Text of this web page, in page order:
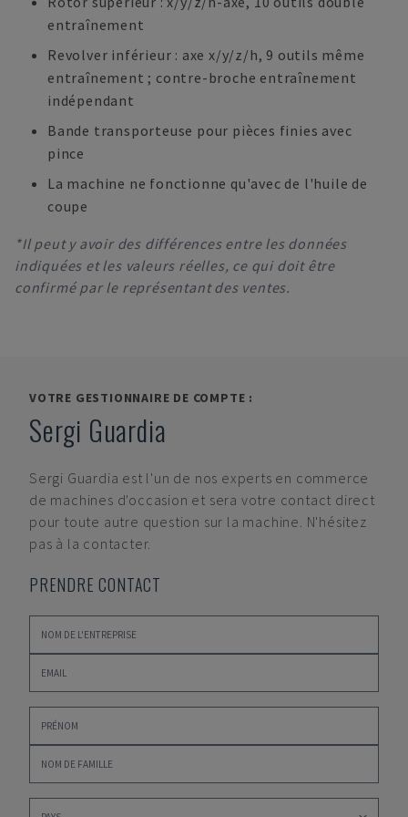
entraînement
Revolver inférieur : axe x/y/z/h, 9 outils même
entraînement ; contre-broche entraînement
indépendant
Bande transporteuse pour pièces finies avec
pince
La machine ne fonctionne qu'avec de l'huile de
coupe
*Il peut y avoir des différences entre les données
indiquées et les valeurs réelles, ce qui doit être
confirmé par le représentant des ventes.
VOTRE GESTIONNAIRE DE COMPTE :
Sergi Guardia
Sergi Guardia est l'un de nos experts en commerce
de machines d'occasion et sera votre contact direct
pour toute autre question sur la machine. N'hésitez
pas à la contacter.
PRENDRE CONTACT